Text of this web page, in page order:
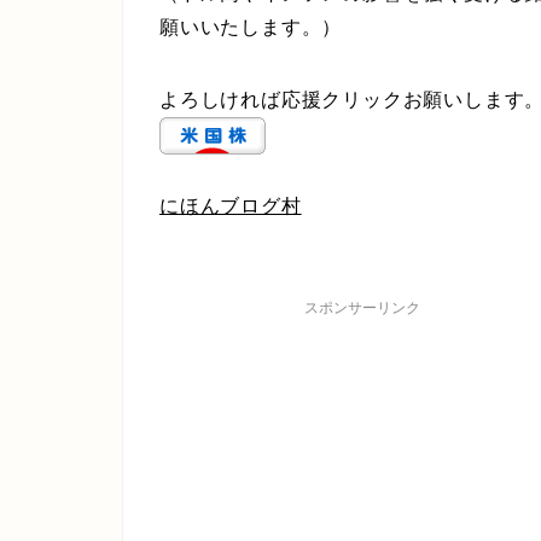
願いいたします。）
よろしければ応援クリックお願いします。
にほんブログ村
スポンサーリンク